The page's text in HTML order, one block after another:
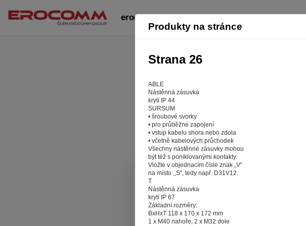
Produkty na stránce
Strana 26
ABLE
Nástěnná zásuvka
krytí IP 44
SURSUM
• šroubové svorky
• pro průběžné zapojení
• vstup kabelu shora nebo zdola
• včetně kabelových průchodek
Všechny nástěnné zásuvky mohou
být též s poniklovanými kontakty.
Vložte v objednacím čísle znak „V“
na místo ,,S", tedy např. D31V12.
T
Nástěnná zásuvka
krytí IP 67
Základní rozměry:
BxHxT 118 x 170 x 172 mm
1 x M40 nahoře, 2 x M32 dole
erocomm-zasuvky-vidlice-cee-2011cz: strana
Záleží nám na tom, aby pro vás
stránkách rychle našli to, co